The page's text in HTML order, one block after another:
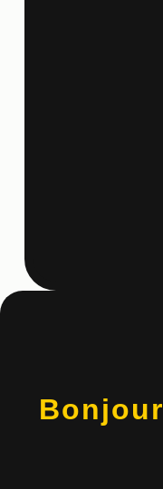
Bonjour